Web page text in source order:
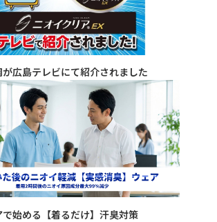
広島テレビにて紹介されました
始める【着るだけ】汗臭対策